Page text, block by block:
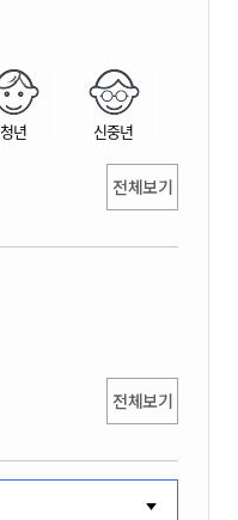
청년 신중년
전체보기
전체보기